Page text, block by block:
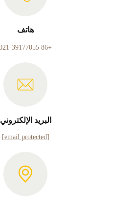
هاتف
+86 021-39177055
البريد الإلكتروني
[email protected]